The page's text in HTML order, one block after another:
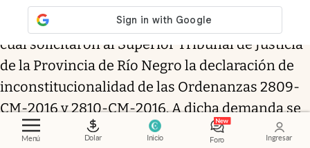
Menú Dolar Inicio Foro Ingresar
Sres. Cantaluppi, Aguirre y Cabra (2), a través del
cual solicitaron al Superior Tribunal de Justicia
de la Provincia de Río Negro la declaración de
inconstitucionalidad de las Ordenanzas 2809-
CM-2016 y 2810-CM-2016. A dicha demanda se
adhirieron 106 titulares de establecimientos